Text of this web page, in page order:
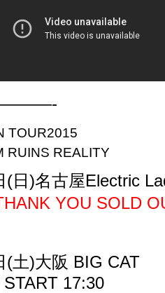
TOUR2015
RUINS REALITY
(日)名古屋Electric
YOU SOLD
(土)大阪 BIG CAT
17:30